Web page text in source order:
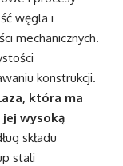
węgla i
mechanicznych.
konstrukcji.
która ma
jej wysoką
składu
stali